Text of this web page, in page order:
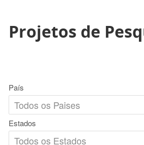
Projetos de
País
Estados